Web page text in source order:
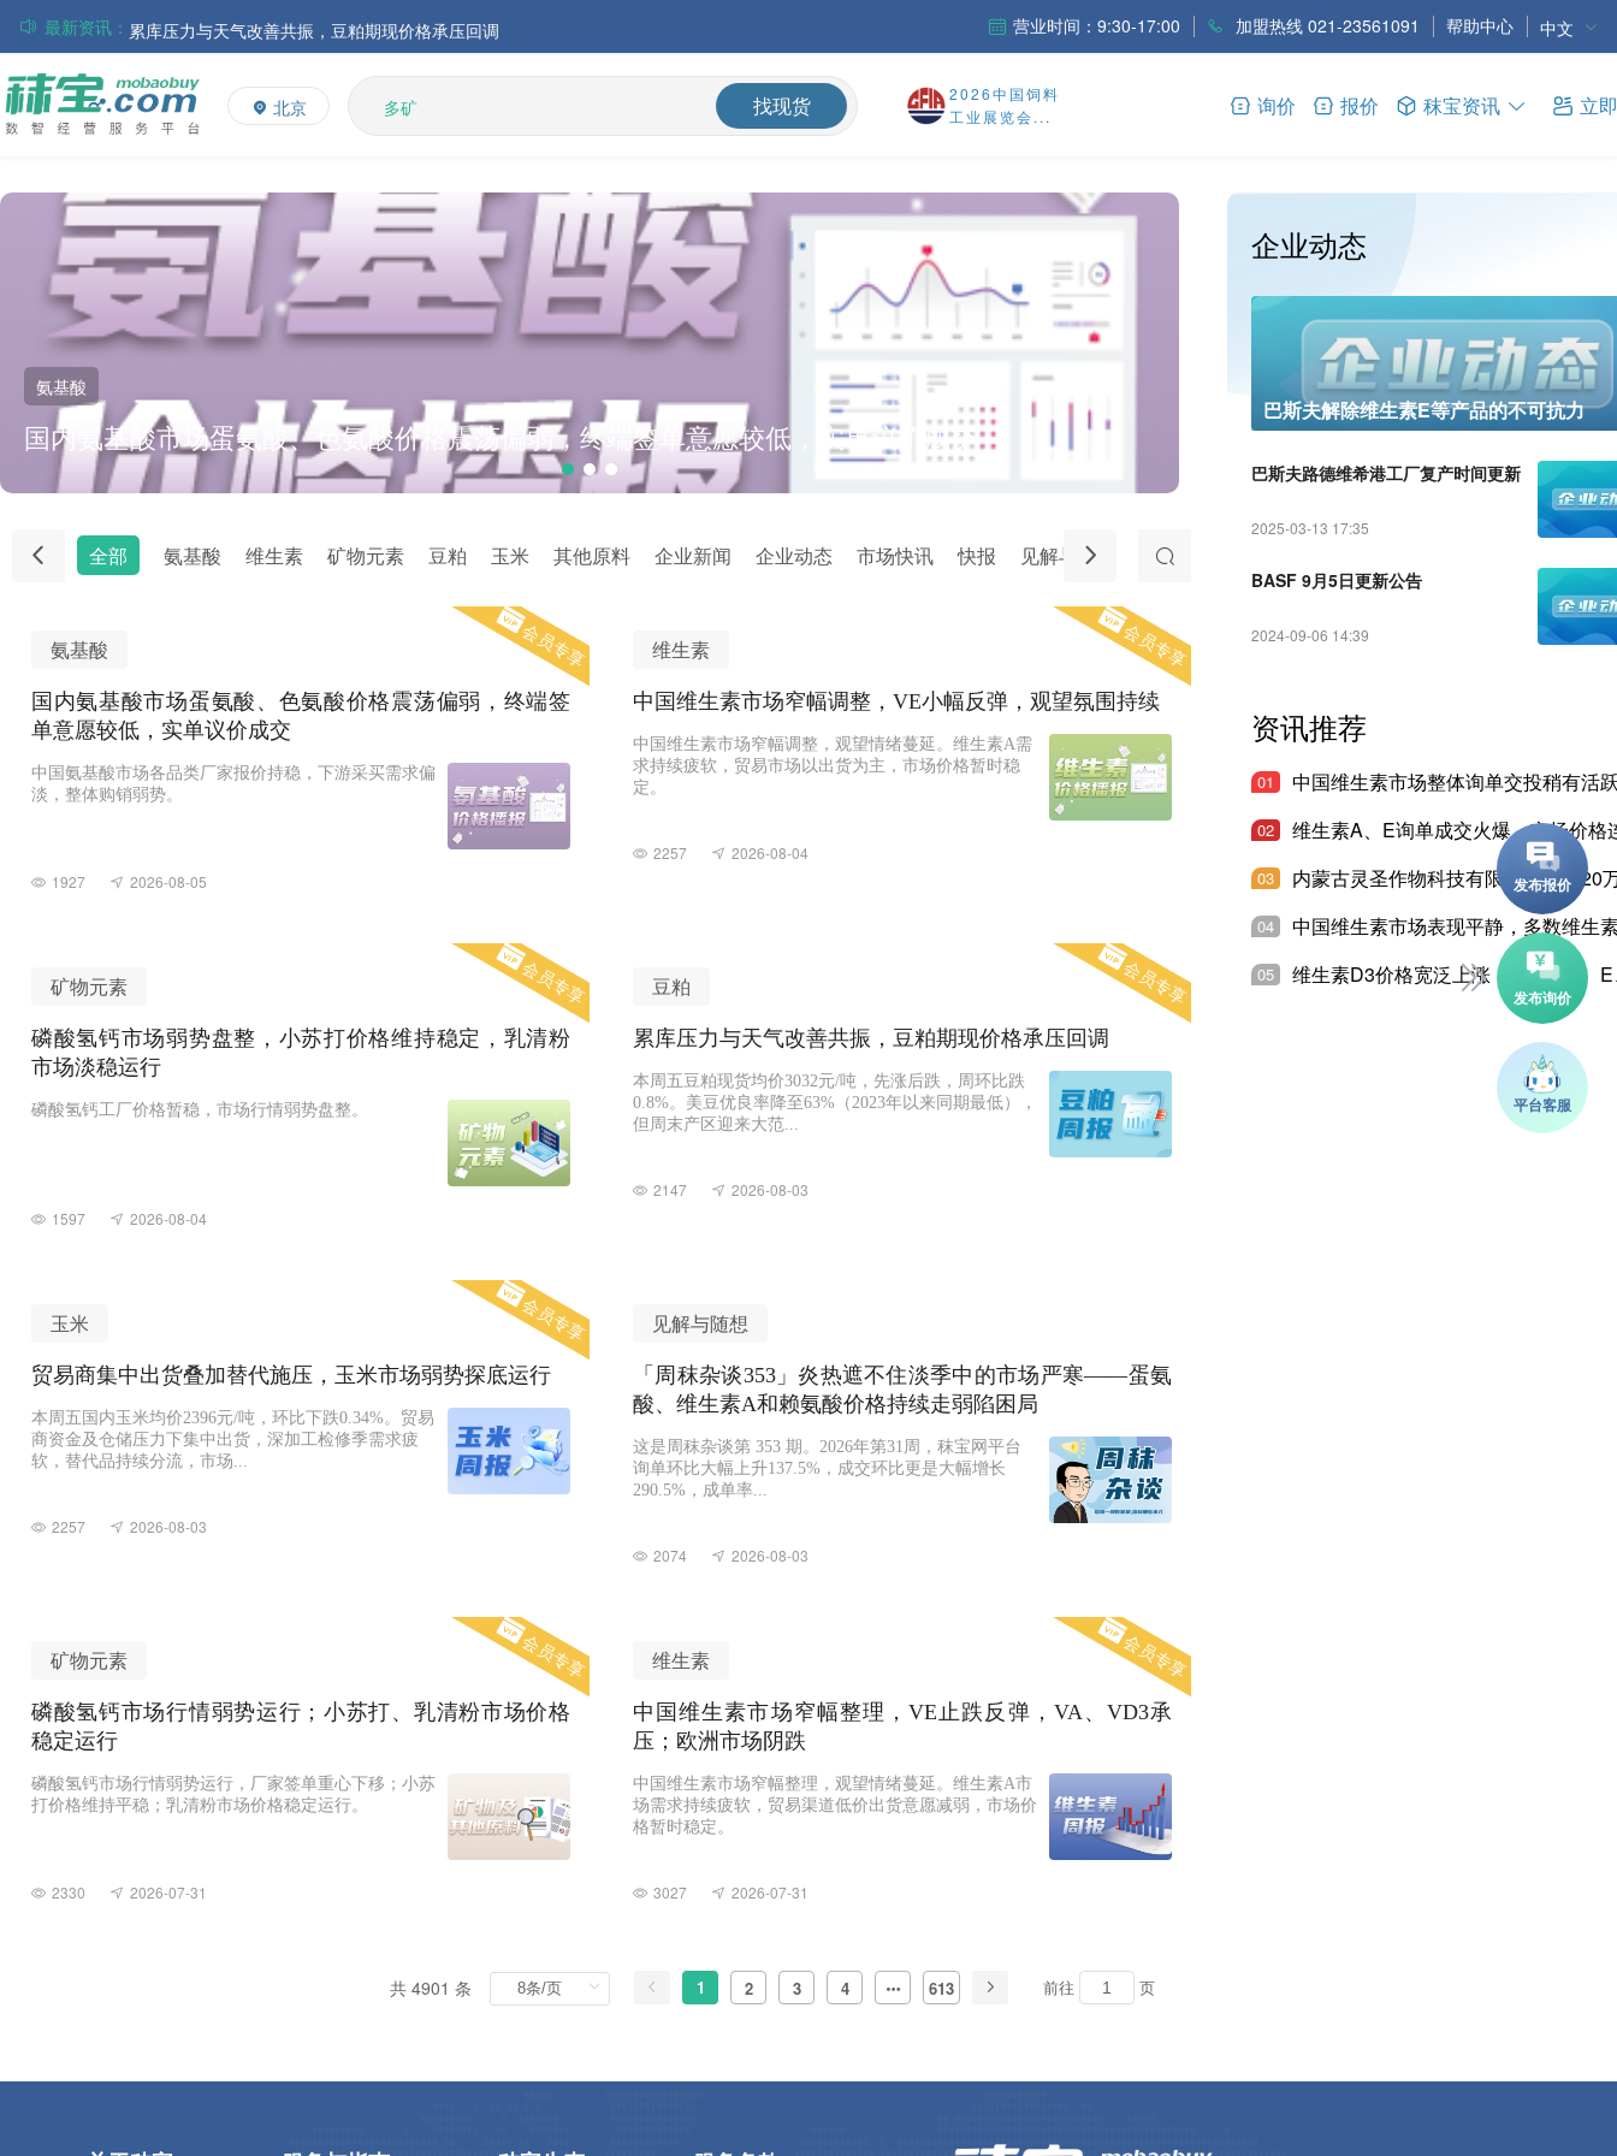
最新资讯： 累库压力与天气改善共振，豆粕期现价格承压回调
贸易商集中出货叠加替代施压，玉米市场弱势探底运行
磷酸氢钙市场行情弱势运行；小苏打、乳清粉市场价格稳定运行
欧盟对中国产赖氨酸实施进口登记，保留追溯征收反倾销税权
正大生物发布2026年中期初步盈利预告
营业时间：9:30-17:00 加盟热线 021-23561091 帮助中心 中文
北京
多维
维生素
饲料添加剂
找现货
2026中国饲料
工业展览会...
询价 报价 秣宝资讯 立
氨基酸
国内氨基酸市场蛋氨酸、色氨酸价格震荡偏弱，终端签单意愿较低，实单议价成交
全部 氨基酸 维生素 矿物元素 豆粕 玉米 其他原料 企业新闻 企业动态 市场快讯 快报 见解与随想 产品推介
氨基酸
国内氨基酸市场蛋氨酸、色氨酸价格震荡偏弱，终端签
单意愿较低，实单议价成交
中国氨基酸市场各品类厂家报价持稳，下游采买需求偏
淡，整体购销弱势。
1927 2026-08-05
会员专享 维生素
中国维生素市场窄幅调整，VE小幅反弹，观望氛围持续
中国维生素市场窄幅调整，观望情绪蔓延。维生素A需
求持续疲软，贸易市场以出货为主，市场价格暂时稳
定。
2257 2026-08-04
会员专享
矿物元素
磷酸氢钙市场弱势盘整，小苏打价格维持稳定，乳清粉
市场淡稳运行
磷酸氢钙工厂价格暂稳，市场行情弱势盘整。
1597 2026-08-04
会员专享 豆粕
累库压力与天气改善共振，豆粕期现价格承压回调
本周五豆粕现货均价3032元/吨，先涨后跌，周环比跌
0.8%。美豆优良率降至63%（2023年以来同期最低），
但周末产区迎来大范...
2147 2026-08-03
会员专享
玉米
贸易商集中出货叠加替代施压，玉米市场弱势探底运行
本周五国内玉米均价2396元/吨，环比下跌0.34%。贸易
商资金及仓储压力下集中出货，深加工检修季需求疲
软，替代品持续分流，市场...
2257 2026-08-03
会员专享 见解与随想
「周秣杂谈353」炎热遮不住淡季中的市场严寒——蛋氨
酸、维生素A和赖氨酸价格持续走弱陷困局
这是周秣杂谈第 353 期。2026年第31周，秣宝网平台
询单环比大幅上升137.5%，成交环比更是大幅增长
290.5%，成单率...
2074 2026-08-03
矿物元素
磷酸氢钙市场行情弱势运行；小苏打、乳清粉市场价格
稳定运行
磷酸氢钙市场行情弱势运行，厂家签单重心下移；小苏
打价格维持平稳；乳清粉市场价格稳定运行。
2330 2026-07-31
会员专享 维生素
中国维生素市场窄幅整理，VE止跌反弹，VA、VD3承
压；欧洲市场阴跌
中国维生素市场窄幅整理，观望情绪蔓延。维生素A市
场需求持续疲软，贸易渠道低价出货意愿减弱，市场价
格暂时稳定。
3027 2026-07-31
会员专享
共 4901 条 1 2 3 4 613 前往 页
企业动态
巴斯夫解除维生素E等产品的不可抗力
巴斯夫路德维希港工厂复产时间更新
2025-03-13 17:35
BASF 9月5日更新公告
2024-09-06 14:39
资讯推荐
01
02
03
04
05